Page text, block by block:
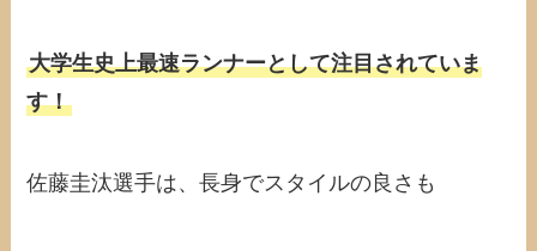
大学生史上最速ランナーとして注目されていま
す！
佐藤圭汰選手は、長身でスタイルの良さも